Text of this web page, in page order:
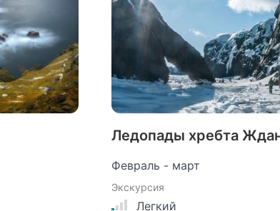
Февраль - март
Ледопады хребта
Экскурсия
Легкий